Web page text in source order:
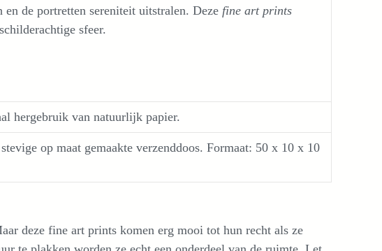
de portretten sereniteit uitstralen. Deze fine art prints
sfeer.
hergebruik van natuurlijk papier.
op maat gemaakte verzenddoos. Formaat: 50 x 10 x 10
deze fine art prints komen erg mooi tot hun recht als ze